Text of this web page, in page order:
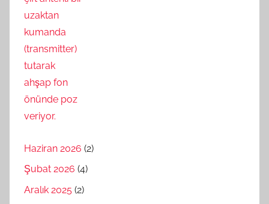
Haziran 2026 (2)
Şubat 2026 (4)
Aralık 2025 (2)